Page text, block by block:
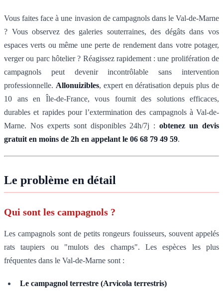
Vous faites face à une invasion de campagnols dans le Val-de-Marne
? Vous observez des galeries souterraines, des dégâts dans vos
espaces verts ou même une perte de rendement dans votre potager,
verger ou parc hôtelier ? Réagissez rapidement : une prolifération de
campagnols peut devenir incontrôlable sans intervention
professionnelle. Allonuizibles, expert en dératisation depuis plus de
10 ans en Île-de-France, vous fournit des solutions efficaces,
durables et rapides pour l’extermination des campagnols à Val-de-
Marne. Nos experts sont disponibles 24h/7j :obtenez un devis
gratuit en moins de 2h en appelant le 06 68 79 49 59.
Le problème en détail
Qui sont les campagnols ?
Les campagnols sont de petits rongeurs fouisseurs, souvent appelés
rats taupiers ou "mulots des champs". Les espèces les plus
fréquentes dans le Val-de-Marne sont :
Le campagnol terrestre (Arvicola terrestris)